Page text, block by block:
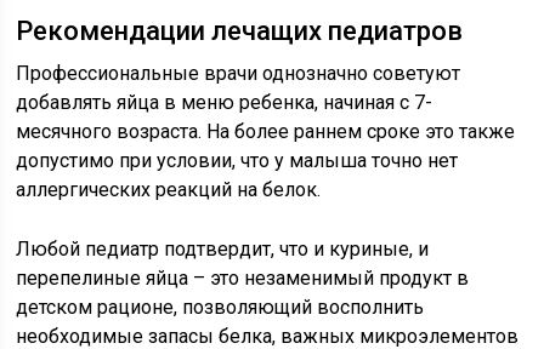
Рекомендации лечащих педиатров
Профессиональные врачи однозначно советуют
добавлять яйца в меню ребенка, начиная с 7-
месячного возраста. На более раннем сроке это также
допустимо при условии, что у малыша точно нет
аллергических реакций на белок.
Любой педиатр подтвердит, что и куриные, и
перепелиные яйца – это незаменимый продукт в
детском рационе, позволяющий восполнить
необходимые запасы белка, важных микроэлементов